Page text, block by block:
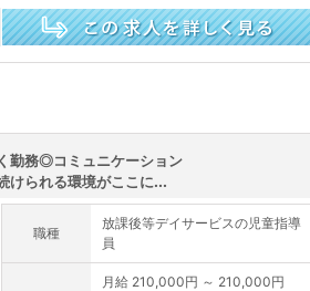
勤務◎コミュニケーション
けられる環境がここに...
職種
放課後等デイサービスの児童指導
員
月給 210,000円 ～ 210,000円